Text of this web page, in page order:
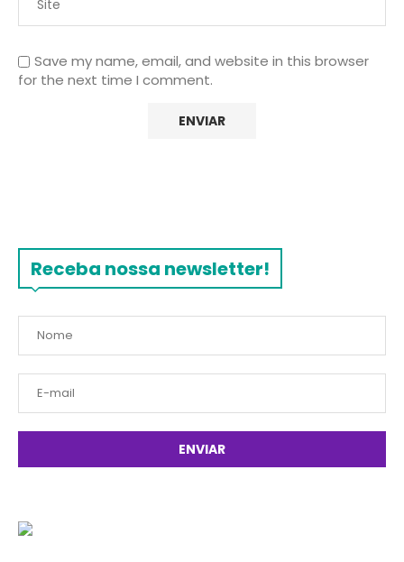
Save my name, email, and website in this browser
for the next time I comment.
Receba nossa newsletter!